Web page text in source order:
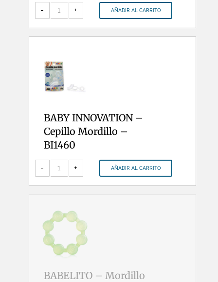
-
BABY
INNOVATION
-
cantidad
+ AÑADIR AL CARRITO
BABY INNOVATION –
Cepillo Mordillo –
BI1460
-
BABY
INNOVATION
BI1460
+ AÑADIR AL CARRITO
BABELITO – Mordillo